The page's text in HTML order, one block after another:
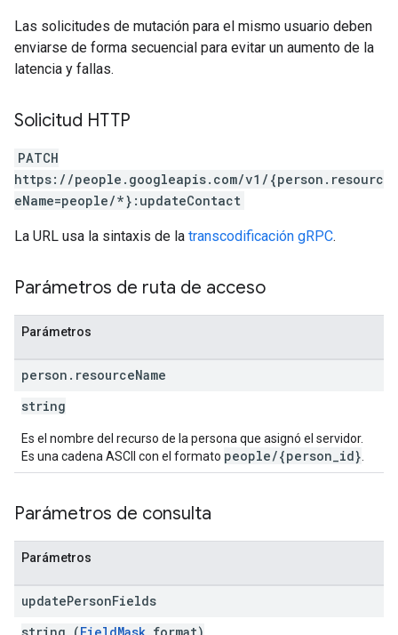
Las solicitudes de mutación para el mismo usuario deben
enviarse de forma secuencial para evitar un aumento de la
latencia y fallas.
Solicitud HTTP
PATCH
https://people.googleapis.com/v1/{person.resourc
eName=people/*}:updateContact
La URL usa la sintaxis de la transcodificación gRPC.
Parámetros de ruta de acceso
Parámetros
person . resourceName
string
Es el nombre del recurso de la persona que asignó el servidor.
Es una cadena ASCII con el formato people/{person_id}
Parámetros de consulta
Parámetros
updatePersonFields